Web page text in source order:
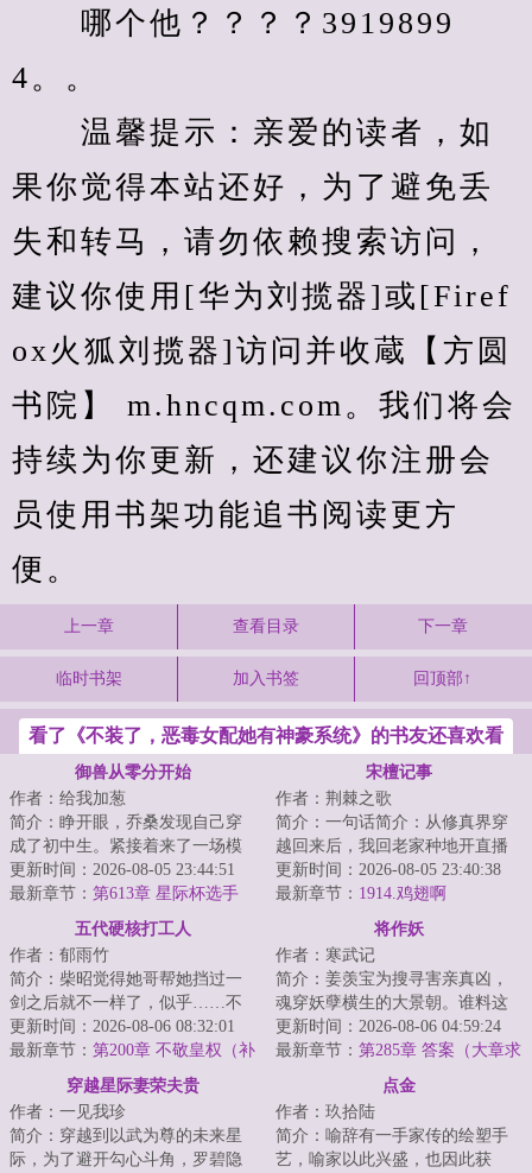
哪个他？？？？3919899
4。。
温馨提示：亲爱的读者，如
果你觉得本站还好，为了避免丢
失和转马，请勿依赖搜索访问，
建议你使用[华为刘揽器]或[Firef
ox火狐刘揽器]访问并收蔵【方圆
书院】 m.hncqm.com。我们将会
持续为你更新，还建议你注册会
员使用书架功能追书阅读更方
便。
上一章 查看目录 下一章
临时书架 加入书签 回顶部↑
看了《不装了，恶毒女配她有神豪系统》的书友还喜欢看
御兽从零分开始
作者：给我加葱
简介：睁开眼，乔桑发现自己穿
成了初中生。紧接着来了一场模
拟考。毕业她怕了吗？她怕
了……这考的都什么...
更新时间：2026-08-05 23:44:51
最新章节： 第613章 星际杯选手
（二合一）
宋檀记事
作者：荆棘之歌
简介：一句话简介：从修真界穿
越回来后，我回老家种地开直播
卖菜了！修成金丹渡劫失败的宋
檀回到现代，发...
更新时间：2026-08-05 23:40:38
最新章节： 1914.鸡翅啊
五代硬核打工人
作者：郁雨竹
简介：柴昭觉得她哥帮她挡过一
剑之后就不一样了，似乎……不
是他了。他总会说些郑先生都没
听过的，她听起...
更新时间：2026-08-06 08:32:01
最新章节： 第200章 不敬皇权（补
更昨天）
将作妖
作者：寒武记
简介：姜羡宝为搜寻害亲真凶，
魂穿妖孽横生的大景朝。谁料这
里破案，不看证据，只靠卦师！
这不巧了嘛？！...
更新时间：2026-08-06 04:59:24
最新章节： 第285章 答案（大章求
穿越星际妻荣夫贵
作者：一见我珍
简介：穿越到以武为尊的未来星
际，为了避开勾心斗角，罗碧隐
点金
作者：玖拾陆
简介：喻辞有一手家传的绘塑手
艺，喻家以此兴盛，也因此获